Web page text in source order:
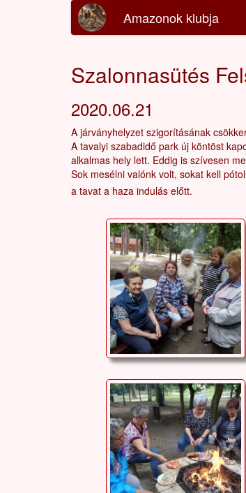
Amazonok klubja
Szalonnasütés
2020.06.21
A járványhelyzet szigorításának
A tavalyi szabadidő park új köntöst
alkalmas hely lett. Eddig is szívesen
Sok mesélni valónk volt, sokat kell
a tavat a haza indulás előtt.